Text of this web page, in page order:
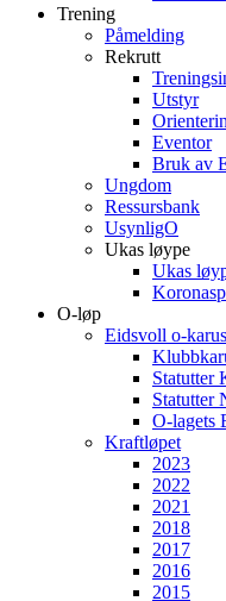
Trening
Påmelding
Rekrutt
Utstyr
Eventor
Bruk av
Ungdom
Ressursbank
UsynligO
Ukas løype
Ukas
O-løp
Eidsvoll o-
Statutter
Statutter
O-lagets
Kraftløpet
2023
2022
2021
2018
2017
2016
2015